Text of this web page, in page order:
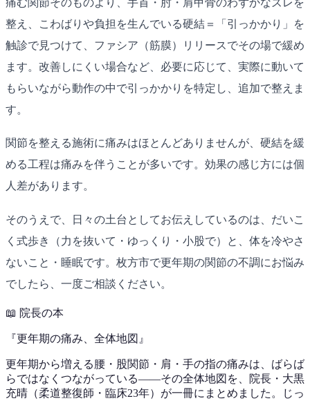
整え、こわばりや負担を生んでいる硬結＝「引っかかり」を
触診で見つけて、ファシア（筋膜）リリースでその場で緩め
ます。改善しにくい場合など、必要に応じて、実際に動いて
もらいながら動作の中で引っかかりを特定し、追加で整えま
す。
関節を整える施術に痛みはほとんどありませんが、硬結を緩
める工程は痛みを伴うことが多いです。効果の感じ方には個
人差があります。
そのうえで、日々の土台としてお伝えしているのは、だいこ
く式歩き（力を抜いて・ゆっくり・小股で）と、体を冷やさ
ないこと・睡眠です。枚方市で更年期の関節の不調にお悩み
でしたら、一度ご相談ください。
📖 院長の本
『更年期の痛み、全体地図 』
更年期から増える腰・股関節・肩・手の指の痛みは、ばらば
らではなくつながっている——その全体地図を、院長・大黒
充晴（柔道整復師・臨床23年）が一冊にまとめました。じっ